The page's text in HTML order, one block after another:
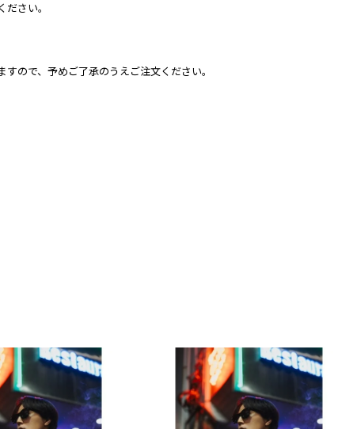
さい。
ので、予めご了承のうえご注文ください。